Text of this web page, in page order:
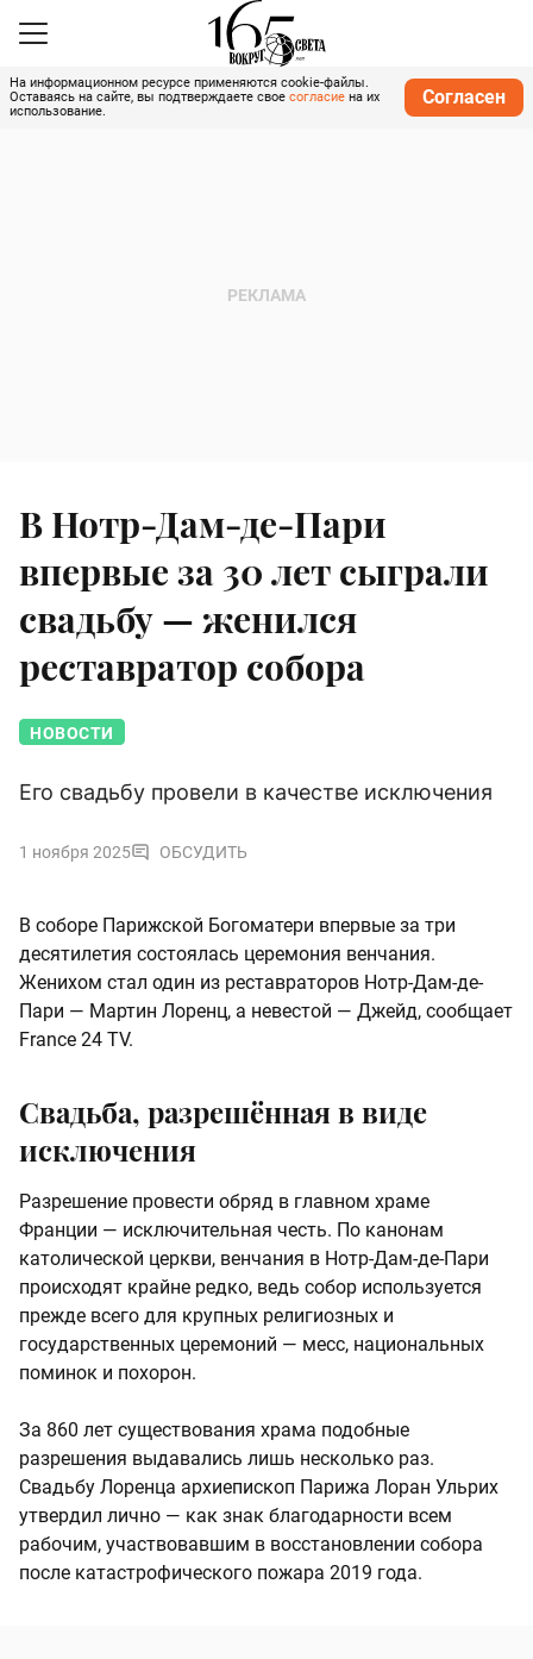
На информационном ресурсе применяются cookie-файлы.
Оставаясь на сайте, вы подтверждаете свое согласие на их
использование.
Согласен
В Нотр-Дам-де-Пари
впервые за 30 лет сыграли
свадьбу — женился
реставратор собора
НОВОСТИ
Его свадьбу провели в качестве исключения
1 ноября 2025 ОБСУДИТЬ
В соборе Парижской Богоматери впервые за три
десятилетия состоялась церемония венчания.
Женихом стал один из реставраторов Нотр-Дам-де-
Пари — Мартин Лоренц, а невестой — Джейд, сообщает
France 24 TV.
Свадьба, разрешённая в виде
исключения
Разрешение провести обряд в главном храме
Франции — исключительная честь. По канонам
католической церкви, венчания в Нотр-Дам-де-Пари
происходят крайне редко, ведь собор используется
прежде всего для крупных религиозных и
государственных церемоний — месс, национальных
поминок и похорон.
За 860 лет существования храма подобные
разрешения выдавались лишь несколько раз.
Свадьбу Лоренца архиепископ Парижа Лоран Ульрих
утвердил лично — как знак благодарности всем
рабочим, участвовавшим в восстановлении собора
после катастрофического пожара 2019 года.